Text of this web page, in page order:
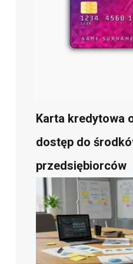
Karta kredytowa
dostęp do
przedsiębiorców